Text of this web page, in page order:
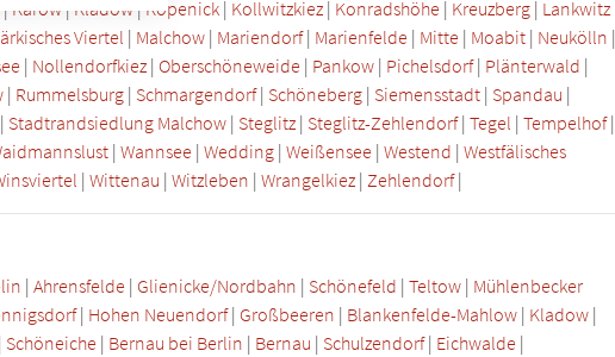
| Karow | Kladow | Köpenick | Kollwitzkiez | Konradshöhe | Kreuzberg | Lankwitz
Viertel | Malchow | Mariendorf| Marienfelde | Mitte | Moabit | Neukölln |
| Nollendorfkiez | Oberschöneweide | Pankow | Pichelsdorf| Plänterwald |
| Rummelsburg | Schmargendorf| Schöneberg | Siemensstadt | Spandau |
| Stadtrandsiedlung Malchow | Steglitz | Steglitz-Zehlendorf|Tegel |Tempelhof|
|Wannsee |Wedding |Weißensee |Westend |Westfälisches
|Wittenau |Witzleben |Wrangelkiez |Zehlendorf|
|Ahrensfelde | Glienicke/Nordbahn | Schönefeld |Teltow | Mühlenbecker
| Hohen Neuendorf| Großbeeren | Blankenfelde-Mahlow | Kladow |
Schöneiche | Bernau bei Berlin | Bernau | Schulzendorf| Eichwalde |